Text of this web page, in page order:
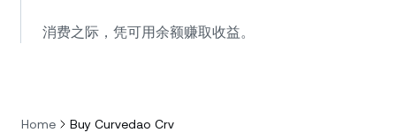
消费之际，凭可用余额赚取收益。
Home Buy Curvedao Crv